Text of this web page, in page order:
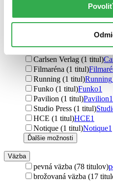
Jiří Models (1 titul) Jiří
Blackfire (1 titul)
HarperCollins (1 titul)
Betexa (1 titul)Betexa1
Carlsen Verlag (1 titul)
Filmaréna (1 titul)
Running (1 titul)Running
Funko (1 titul)Funko1
Pavilion (1 titul)Pavilion1
Studio Press (1 titul)
HCE (1 titul)HCE1
Notique (1 titul)Notique1
Ďalšie možnosti
Väzba
pevná väzba (78 titulov)
brožovaná väzba (17